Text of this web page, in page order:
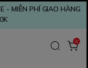
- MIỄN PHÍ GIAO HÀNG
0